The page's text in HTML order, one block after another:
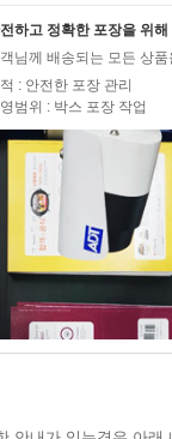
하고 정확한 포장을 위
님께 배송되는 모든 상
: 안전한 포장 관리
범위 : 박스 포장 작업